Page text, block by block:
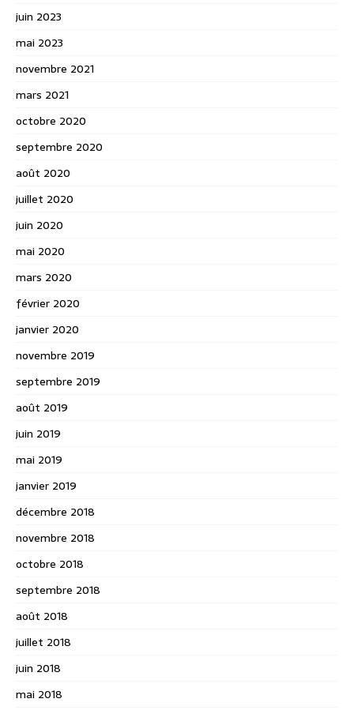
juin 2023
mai 2023
novembre 2021
mars 2021
octobre 2020
septembre 2020
août 2020
juillet 2020
juin 2020
mai 2020
mars 2020
février 2020
janvier 2020
novembre 2019
septembre 2019
août 2019
juin 2019
mai 2019
janvier 2019
décembre 2018
novembre 2018
octobre 2018
septembre 2018
août 2018
juillet 2018
juin 2018
mai 2018